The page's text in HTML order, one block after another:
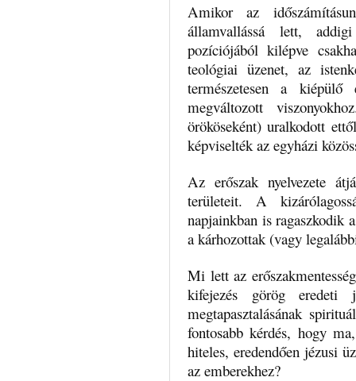
Amikor az
államvallássá lett,
pozíciójából kilépve
teológiai üzenet, az
természetesen a
megváltozott
örököseként) uralkodott
képviselték az egyházi
Az erőszak nyelvezete
területeit. A
napjainkban is ragaszkodik
a kárhozottak (vagy
Mi lett az
kifejezés görög eredeti
megtapasztalásának
fontosabb kérdés, hogy
hiteles, eredendően jézusi
az emberekhez?